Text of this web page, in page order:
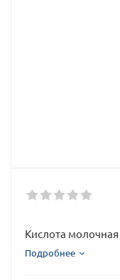
Кислота молочная
Подробнее